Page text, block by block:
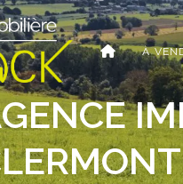
À